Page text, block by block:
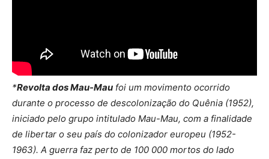
*Revolta dos Mau-Mau foi um movimento ocorrido
durante o processo de descolonização do Quênia (1952),
iniciado pelo grupo intitulado Mau-Mau, com a finalidade
de libertar o seu país do colonizador europeu (1952-
1963). A guerra faz perto de 100 000 mortos do lado